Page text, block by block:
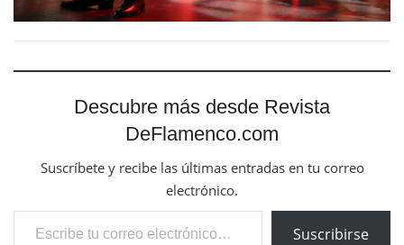
Descubre más desde Revista
DeFlamenco.com
Suscríbete y recibe las últimas entradas en tu correo
electrónico.
Escribe tu correo electrónico…
Suscribirse